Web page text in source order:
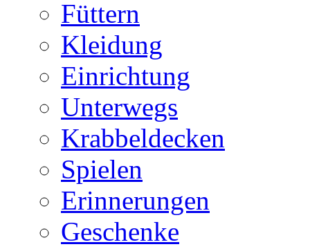
Füttern
Kleidung
Einrichtung
Unterwegs
Krabbeldecken
Spielen
Erinnerungen
Geschenke